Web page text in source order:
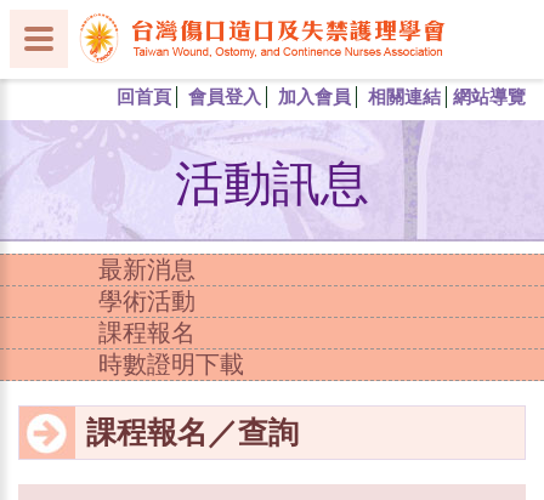
回首頁 會員登入 加入會員 相關連結 網站導覽
活動訊息
最新消息
學術活動
課程報名
時數證明下載
課程報名／查詢